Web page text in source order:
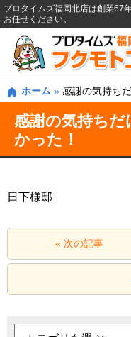
プロタイムズ福岡北店は創業67
お任せください。
ホーム » 感謝の気持ち
感謝の気持ち
かった！
日下様邸
« 次の記事